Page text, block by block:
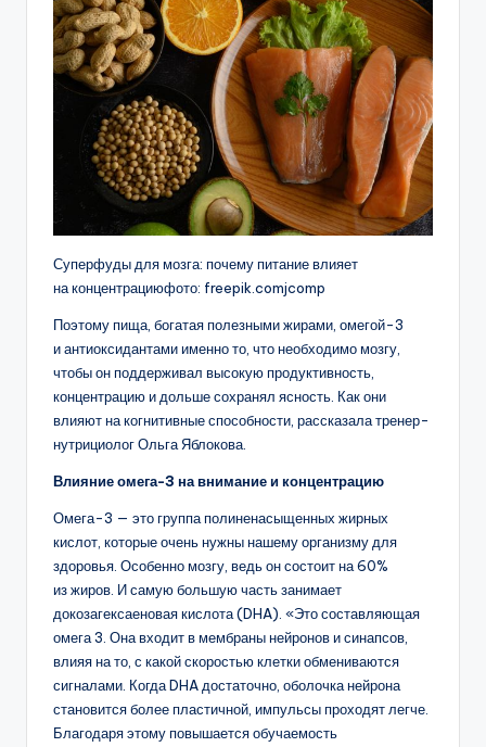
Суперфуды для мозга: почему питание влияет
на концентрациюфото: freepik.comjcomp
Поэтому пища, богатая полезными жирами, омегой-3
и антиоксидантами именно то, что необходимо мозгу,
чтобы он поддерживал высокую продуктивность,
концентрацию и дольше сохранял ясность. Как они
влияют на когнитивные способности, рассказала тренер-
нутрициолог Ольга Яблокова.
Влияние омега-3 на внимание и концентрацию
Омега-3 — это группа полиненасыщенных жирных
кислот, которые очень нужны нашему организму для
здоровья. Особенно мозгу, ведь он состоит на 60%
из жиров. И самую большую часть занимает
докозагексаеновая кислота (DHA). «Это составляющая
омега 3. Она входит в мембраны нейронов и синапсов,
влияя на то, с какой скоростью клетки обмениваются
сигналами. Когда DHA достаточно, оболочка нейрона
становится более пластичной, импульсы проходят легче.
Благодаря этому повышается обучаемость